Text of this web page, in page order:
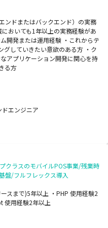
ンドまたはバックエンド）の実務
おいても1年以上の実務経験があ
開発または運用経験 ・これからテ
グしていきたい意欲のある方 ・ク
アプリケーション開発に関心を持
る方
エンジニア
クラスのモバイルPOS事業/残業時
盤/フルフレックス導入
スまで)5年以上 ・PHP 使用経験2
使用経験2年以上